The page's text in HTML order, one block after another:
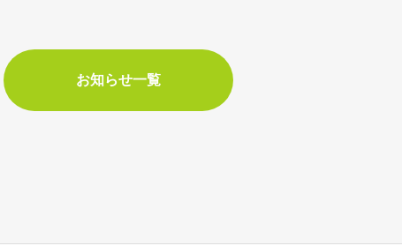
お知らせ一覧